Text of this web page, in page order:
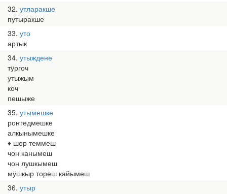
32 утларакше
путыракше
33 уто
артык
34 утыждене
тӱргоч
утыжым
коч
пешыже
35 утымешке
роҥгедмешке
алкынымешке
♦ шер теммеш
чон канымеш
чон лушкымеш
мӱшкыр тореш кайымеш
36 утыр